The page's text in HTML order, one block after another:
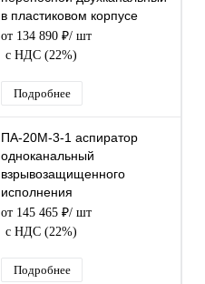
в пластиковом корпусе
от 134 890 ₽/ шт
с НДС (22%)
Подробнее
ПА-20М-3-1 аспиратор
одноканальный
взрывозащищенного
исполнения
от 145 465 ₽/ шт
с НДС (22%)
Подробнее